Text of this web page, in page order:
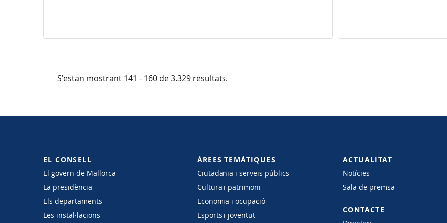
S'estan mostrant 141 - 160 de 3.329 resultats.
EL CONSELL
El govern de Mallorca
La presidència
Els departaments
Les instal·lacions
ÀREES TEMÀTIQUES
Ciutadania i serveis públics
Cultura i patrimoni
Economia i ocupació
Esports i joventut
ACTUALITAT
Notícies
Sala de premsa
CONTACTE